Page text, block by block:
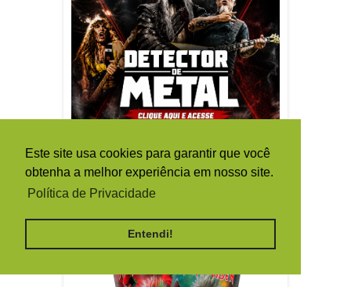
Este site usa cookies para garantir que você
obtenha a melhor experiência em nosso site.
Política de Privacidade
Entendi!